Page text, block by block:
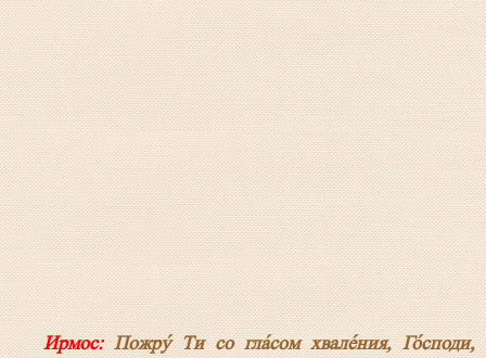
Ирмос:Пожру́ Ти со гла́сом хвале́ния, Го́споди,